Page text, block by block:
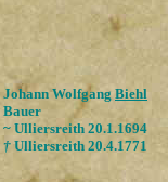
Johann Wolfgang Biehl
Bauer
~ Ulliersreith 20.1.1694
† Ulliersreith 20.4.1771